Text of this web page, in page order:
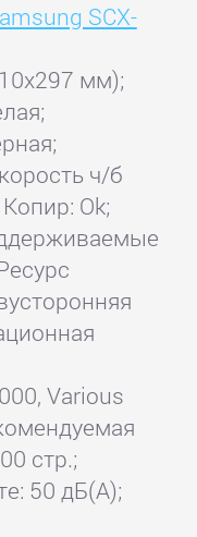
SCX-
мм);
ч/б
Ok;
Various
стр.;
50 дБ(А);